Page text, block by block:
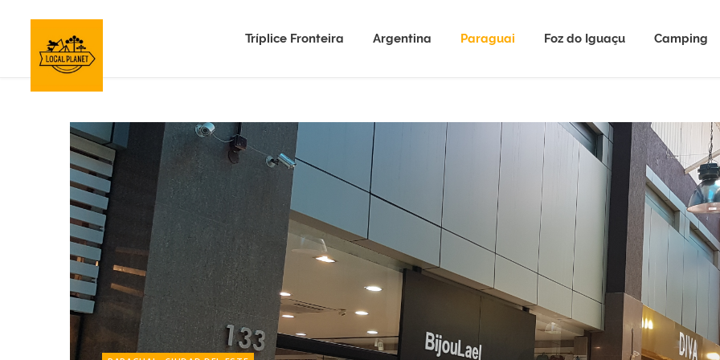
Tríplice Fronteira Argentina Paraguai Foz do Iguaçu Camping